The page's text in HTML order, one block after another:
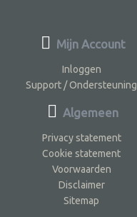
Mijn Account
Inloggen
Support / Ondersteuning
Algemeen
Privacy statement
Cookie statement
Voorwaarden
Disclaimer
Sitemap